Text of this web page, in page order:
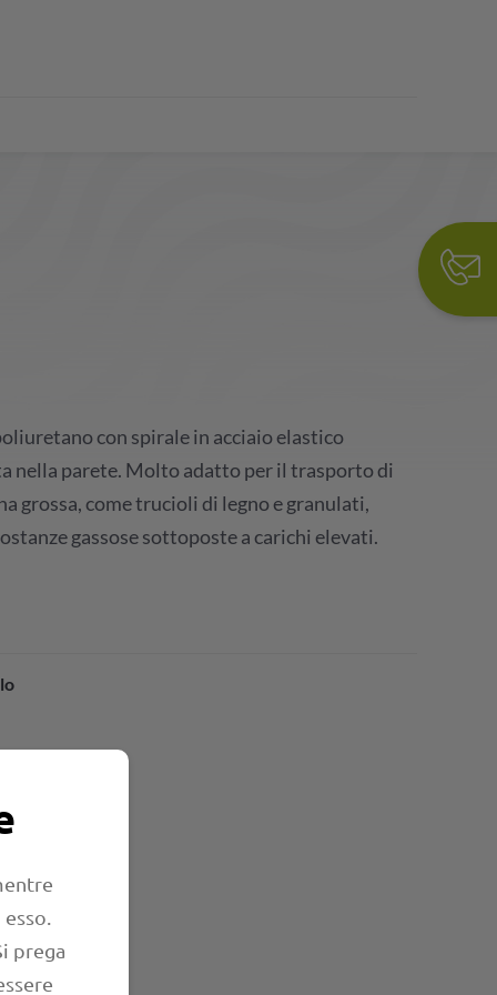
con spirale in acciaio elastico
nella parete. Molto adatto per il trasporto di
grossa, come trucioli di legno e granulati,
gassose sottoposte a carichi elevati.
prega